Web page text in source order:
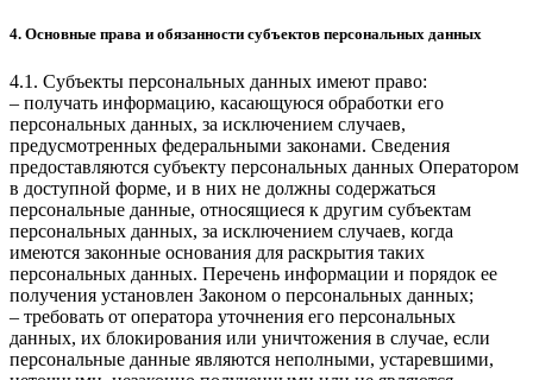
4. Основные права и обязанности субъектов персональных данных
4.1. Субъекты персональных данных имеют право:
– получать информацию, касающуюся обработки его
персональных данных, за исключением случаев,
предусмотренных федеральными законами. Сведения
предоставляются субъекту персональных данных Оператором
в доступной форме, и в них не должны содержаться
персональные данные, относящиеся к другим субъектам
персональных данных, за исключением случаев, когда
имеются законные основания для раскрытия таких
персональных данных. Перечень информации и порядок ее
получения установлен Законом о персональных данных;
– требовать от оператора уточнения его персональных
данных, их блокирования или уничтожения в случае, если
персональные данные являются неполными, устаревшими,